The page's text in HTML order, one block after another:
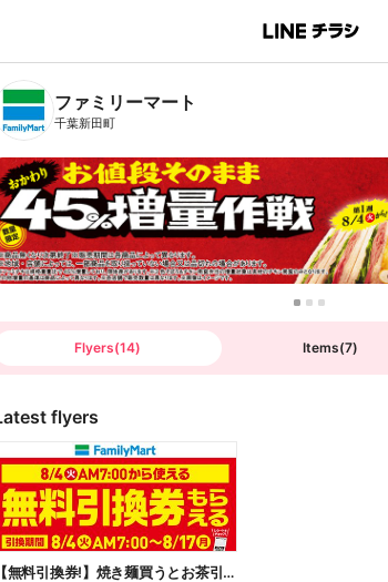
ファミリーマート
千葉新田町
Flyers(14) Items(7)
flyers
【無料引換券!】焼き麺買うとお茶引換券貰える!